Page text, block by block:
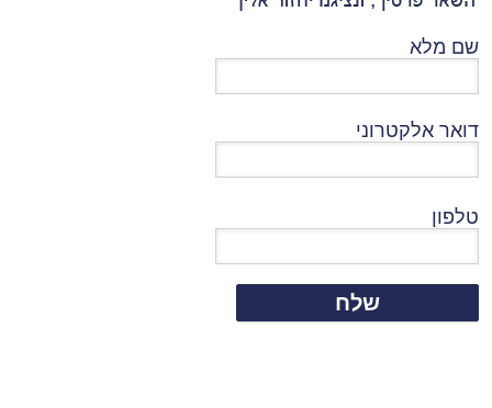
שם מלא
דואר אלקטרוני
טלפון